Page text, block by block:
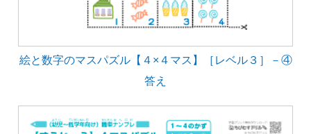
絵と数字のマスパズル【４×４マス】［レベル３］－④
答え